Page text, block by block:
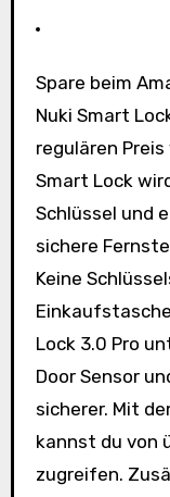
Spare beim Amazon Tagesdeal und erhalte das
Nuki Smart
regulären
Smart Lock
Schlüssel und
sichere
Keine
Lock 3.0 Pro
Door Sensor
sicherer. Mit
kannst du von
zugreifen.